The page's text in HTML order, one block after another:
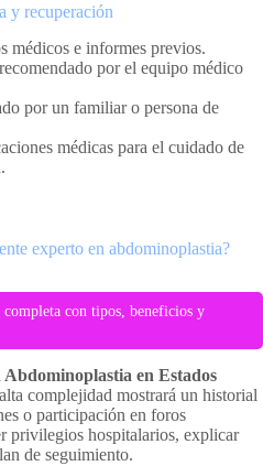
y recuperación
médicos e informes previos.
por el equipo médico
por un familiar o persona de
médicas para el cuidado de
experto en abdominoplastia?
con tipos, beneficios y
en Estados
complejidad mostrará un historial
o participación en foros
privilegios hospitalarios, explicar
de seguimiento.